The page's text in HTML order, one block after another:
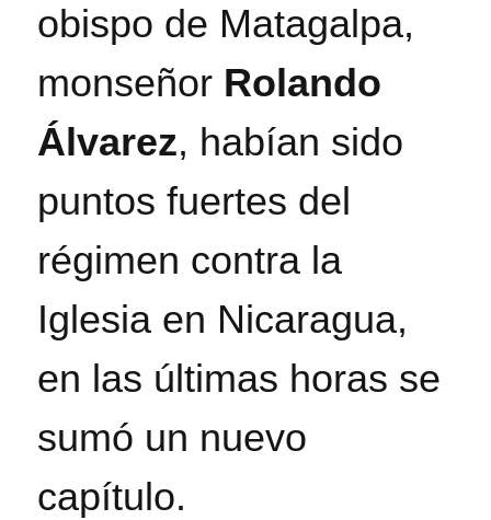
obispo de Matagalpa,
monseñor Rolando
Álvarez, habían sido
puntos fuertes del
régimen contra la
Iglesia en Nicaragua,
en las últimas horas se
sumó un nuevo
capítulo.